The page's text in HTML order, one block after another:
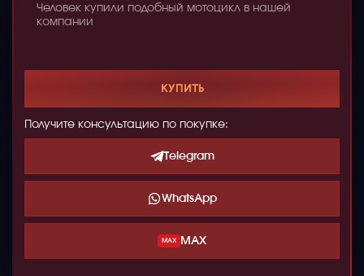
Человек купили подобный мотоцикл в нашей
компании
КУПИТЬ
Получите консультацию по покупке:
Telegram
WhatsApp
MAX MAX